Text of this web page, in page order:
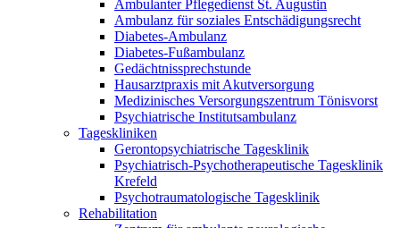
Ambulanter Pflegedienst St. Augustin
Ambulanz für soziales Entschädigungsrecht
Diabetes-Ambulanz
Diabetes-Fußambulanz
Gedächtnissprechstunde
Hausarztpraxis mit Akutversorgung
Medizinisches Versorgungszentrum Tönisvorst
Psychiatrische Institutsambulanz
Tageskliniken
Gerontopsychiatrische Tagesklinik
Psychiatrisch-Psychotherapeutische Tagesklinik
Krefeld
Psychotraumatologische Tagesklinik
Rehabilitation